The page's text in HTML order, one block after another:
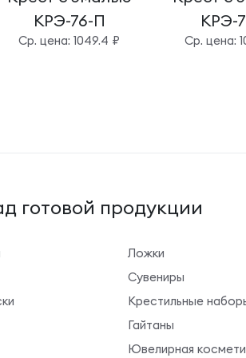
КРЭ-76-П
Cр. цена: 1049.4 ₽
КРЭ-
Cр. цена:
готовой продукции
Ложки
Сувениры
Крестильные
Гайтаны
Ювелирная